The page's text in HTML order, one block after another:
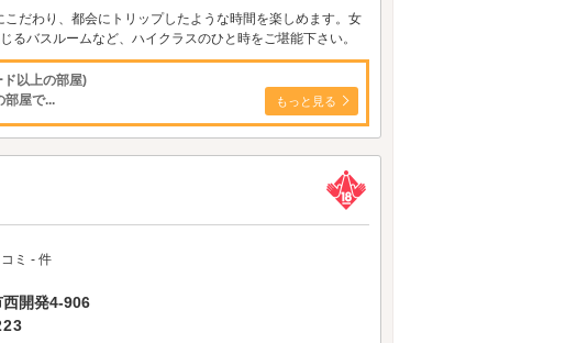
だわり、都会にトリップしたような時間を楽しめます。女
バスルームなど、ハイクラスのひと時をご堪能下さい。
以上の部屋)
部屋で...
もっと見る
3.5
ミ - 件
開発4-906